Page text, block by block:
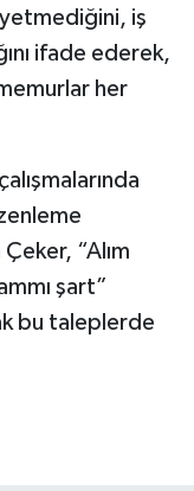
yetmediğini, iş
ifade ederek,
memurlar her
“Alım
şart”
bu taleplerde